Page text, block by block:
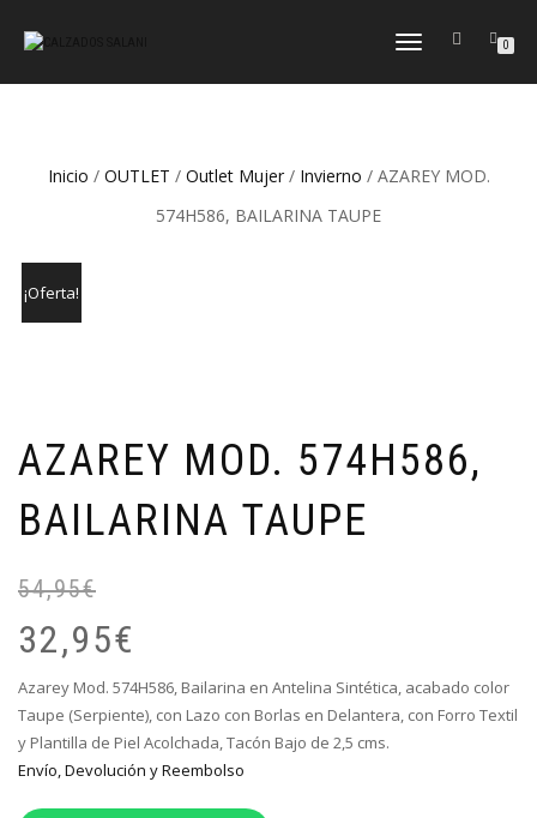
CAMBIAR
0
Inicio / OUTLET / Outlet Mujer/ Invierno / AZAREY MOD.
574H586, BAILARINA TAUPE
¡Oferta!
AZAREY MOD. 574H586,
BAILARINA TAUPE
54,95€
32,95€
Azarey Mod. 574H586, Bailarina en Antelina Sintética, acabado color
Taupe (Serpiente), con Lazo con Borlas en Delantera, con Forro Textil
y Plantilla de Piel Acolchada, Tacón Bajo de 2,5 cms.
Envío, Devolución y Reembolso